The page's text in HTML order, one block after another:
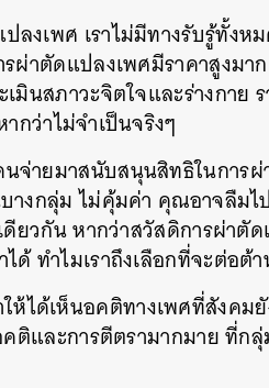
ลงเพศ เราไม่มีทางรับรู้ทั้งห
าตัดแปลงเพศมีราคาสูงมา
นสภาวะจิตใจและร่างกาย
กว่าไม่จำเป็นจริงๆ
จ่ายมาสนับสนุนสิทธิในการ
งกลุ่ม ไม่คุ้มค่า คุณอาจลืม
ยวกัน หากว่าสวัสดิการผ่าตั
ทำไมเราถึงเลือกที่จะต่อต้
ห้ได้เห็นอคติทางเพศที่สังคม
คติและการตีตรามากมาย ที่